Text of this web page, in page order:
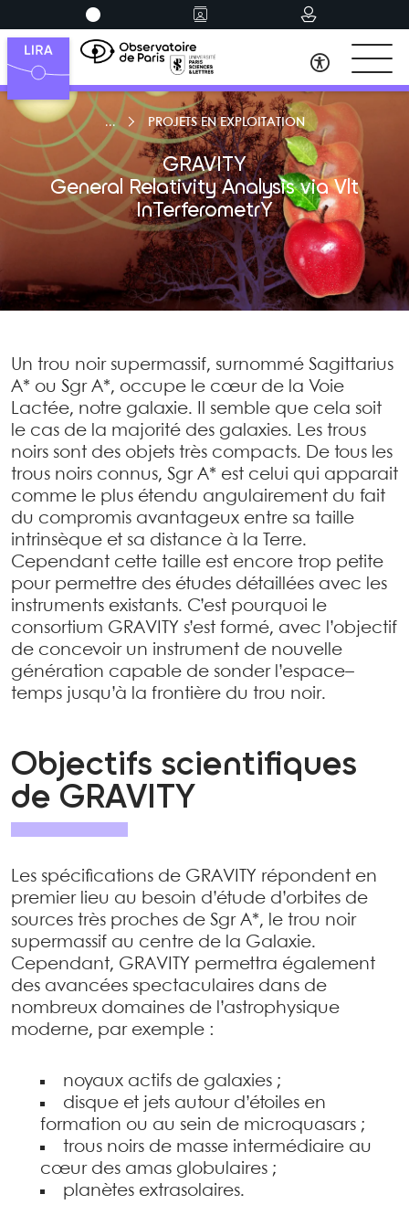
PROJETS EN EXPLOITATION
GRAVITY
General Relativity Analysis viaVlt
InTerferometrY
Un trou noir supermassif, surnommé Sagittarius
A* ou Sgr A*, occupe le cœur de la Voie
Lactée, notre galaxie. Il semble que cela soit
le cas de la majorité des galaxies. Les trous
noirs sont des objets très compacts. De tous les
trous noirs connus, Sgr A* est celui qui apparait
comme le plus étendu angulairement du fait
du compromis avantageux entre sa taille
intrinsèque et sa distance à la Terre.
Cependant cette taille est encore trop petite
pour permettre des études détaillées avec les
instruments existants. C’est pourquoi le
consortium GRAVITY s’est formé, avec l’objectif
de concevoir un instrument de nouvelle
génération capable de sonder l’espace–
temps jusqu’à la frontière du trou noir.
Objectifs scientifiques
de GRAVITY
Les spécifications de GRAVITY répondent en
premier lieu au besoin d’étude d’orbites de
sources très proches de Sgr A*, le trou noir
supermassif au centre de la Galaxie.
Cependant, GRAVITY permettra également
des avancées spectaculaires dans de
nombreux domaines de l’astrophysique
moderne, par exemple :
noyaux actifs de galaxies ;
disque et jets autour d’étoiles en
formation ou au sein de microquasars ;
trous noirs de masse intermédiaire au
cœur des amas globulaires ;
planètes extrasolaires.